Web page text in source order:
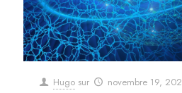
Hugo sur novembre 19,